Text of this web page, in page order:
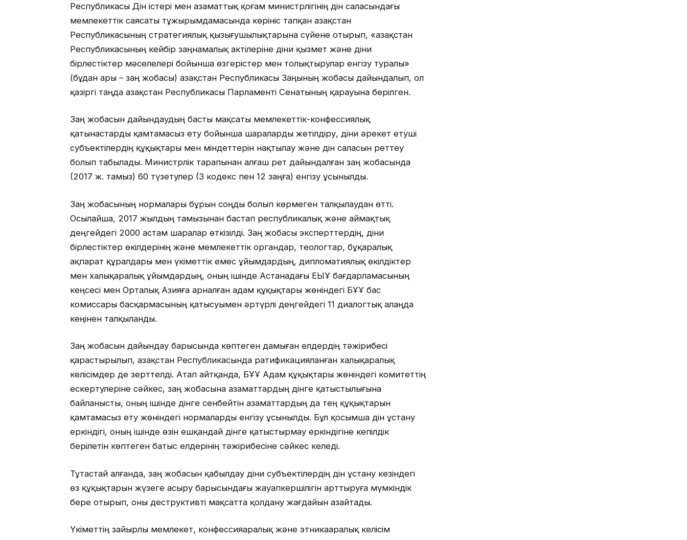
Республикасы Дін істері мен азаматтық қоғам министрлігінің дін саласындағы
мемлекеттік саясаты тұжырымдамасында көрініс тапқан Қазақстан
Республикасының стратегиялық қызығушылықтарына сүйене отырып, «Қазақстан
Республикасының кейбір заңнамалық актілеріне діни қызмет және діни
бірлестіктер мәселелері бойынша өзгерістер мен толықтырулар енгізу туралы»
(бұдан ары – заң жобасы) Қазақстан Республикасы Заңының жобасы дайындалып, ол
қазіргі таңда Қазақстан Республикасы Парламенті Сенатының қарауына берілген.
Заң жобасын дайындаудың басты мақсаты мемлекеттік-конфессиялық
қатынастарды қамтамасыз ету бойынша шараларды жетілдіру, діни әрекет етуші
субъектілердің құқықтары мен міндеттерін нақтылау және дін саласын реттеу
болып табылады. Министрлік тарапынан алғаш рет дайындалған заң жобасында
(2017 ж. тамыз) 60 түзетулер (3 кодекс пен 12 заңға) енгізу ұсынылды.
Заң жобасының нормалары бұрын соңды болып көрмеген талқылаудан өтті.
Осылайша, 2017 жылдың тамызынан бастап республикалық және аймақтық
деңгейдегі 2000 астам шаралар өткізілді. Заң жобасы эксперттердің, діни
бірлестіктер өкілдерінің және мемлекеттік органдар, теологтар, бұқаралық
ақпарат құралдары мен үкіметтік емес ұйымдардың, дипломатиялық өкілдіктер
мен халықаралық ұйымдардың, оның ішінде Астанадағы ЕҚЫҰ бағдарламасының
кеңсесі мен Орталық Азияға арналған адам құқықтары жөніндегі БҰҰ бас
комиссары басқармасының қатысуымен әртүрлі деңгейдегі 11 диалогтық алаңда
кеңінен талқыланды.
Заң жобасын дайындау барысында көптеген дамыған елдердің тәжірибесі
қарастырылып, Қазақстан Республикасында ратификацияланған халықаралық
келісімдер де зерттелді. Атап айтқанда, БҰҰ Адам құқықтары жөніндегі комитеттің
ескертулеріне сәйкес, заң жобасына азаматтардың дінге қатыстылығына
байланысты, оның ішінде дінге сенбейтін азаматтардың да тең құқықтарын
қамтамасыз ету жөніндегі нормаларды енгізу ұсынылды. Бұл қосымша дін ұстану
еркіндігі, оның ішінде өзін ешқандай дінге қатыстырмау еркіндігіне кепілдік
берілетін көптеген батыс елдерінің тәжірибесіне сәйкес келеді.
Тұтастай алғанда, заң жобасын қабылдау діни субъектілердің дін ұстану кезіндегі
өз құқықтарын жүзеге асыру барысындағы жауапкершілігін арттыруға мүмкіндік
бере отырып, оны деструктивті мақсатта қолдану жағдайын азайтады.
Үкіметтің зайырлы мемлекет, конфессияаралық және этникааралық келісім